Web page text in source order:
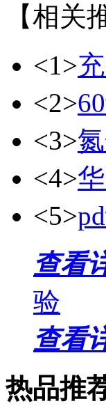
【相关
<1>
<2>
<3>
<4>
<5>
查看
验
查看
热品推